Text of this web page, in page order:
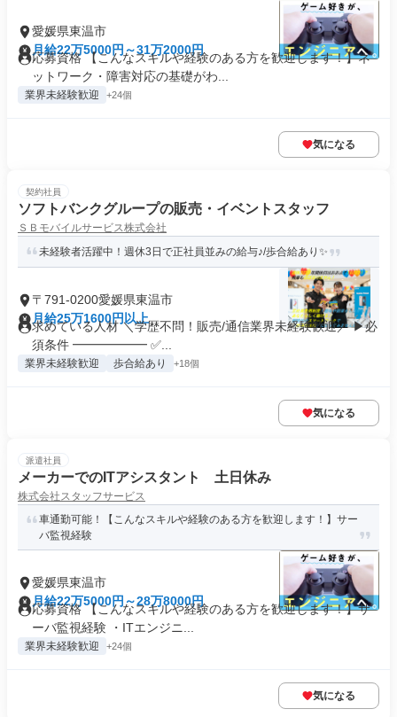
愛媛県東温市
月給22万5000円～31万2000円
応募資格 【こんなスキルや経験のある方を歓迎します！】ネ
ットワーク・障害対応の基礎がわ...
業界未経験歓迎 +24個
気になる
契約社員
ソフトバンクグループの販売・イベントスタッフ
ＳＢモバイルサービス株式会社
未経験者活躍中！週休3日で正社員並みの給与♪/歩合給あり✨
〒791-0200愛媛県東温市
月給25万1600円以上
求めている人材 ＼学歴不問！販売/通信業界未経験歓迎／ ▶必
須条件 ━━━━━━ ✅...
業界未経験歓迎 歩合給あり +18個
気になる
派遣社員
メーカーでのITアシスタント 土日休み
株式会社スタッフサービス
車通勤可能！【こんなスキルや経験のある方を歓迎します！】サー
バ監視経験
愛媛県東温市
月給22万5000円～28万8000円
応募資格 【こんなスキルや経験のある方を歓迎します！】サ
ーバ監視経験 ・ITエンジニ...
業界未経験歓迎 +24個
気になる